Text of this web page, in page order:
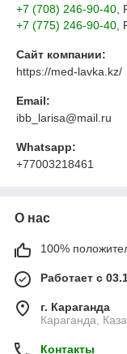
+7 (708) 246-90-40
+7 (775) 246-90-40
Сайт компании:
https://med-lavka.kz/
Email:
ibb_larisa@mail.ru
Whatsapp:
+77003218461
О нас
100%
Работает с
г. Караганда
Караганда,
Контакты